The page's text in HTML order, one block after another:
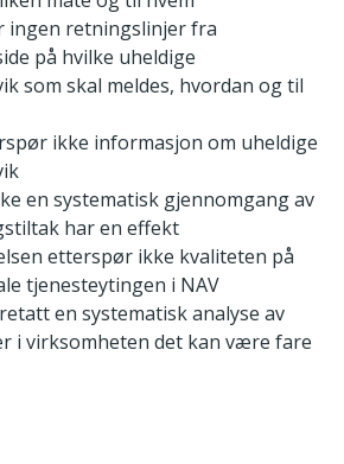
ingen retningslinjer fra
på hvilke uheldige
som skal meldes, hvordan og til
ikke informasjon om uheldige
en systematisk gjennomgang av
har en effekt
etterspør ikke kvaliteten på
tjenesteytingen i NAV
en systematisk analyse av
i virksomheten det kan være fare